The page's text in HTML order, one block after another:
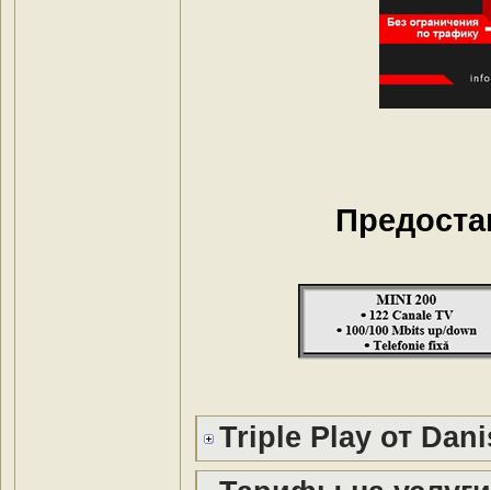
Triple Play от